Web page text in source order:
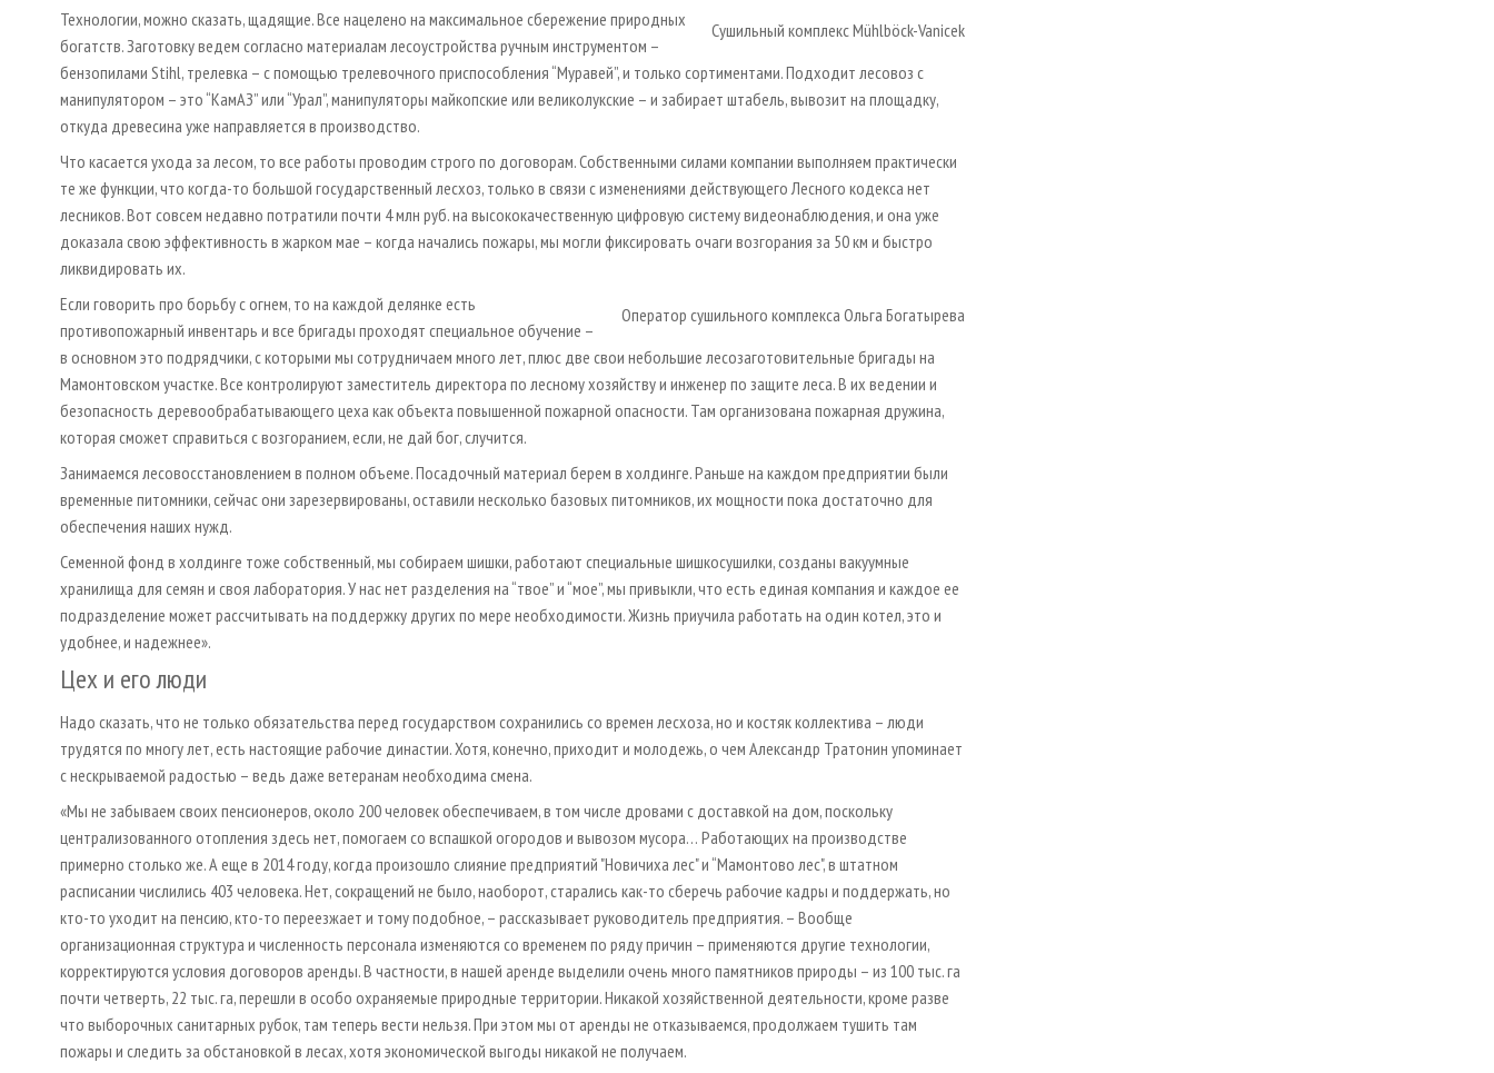
Сушильный комплекс Mühlböck-Vanicek
Технологии, можно сказать, щадящие. Все нацелено на максимальное сбережение природных
богатств. Заготовку ведем согласно материалам лесоустройства ручным инструментом –
бензопилами Stihl, трелевка – с помощью трелевочного приспособления “Муравей”, и только сортиментами. Подходит лесовоз с
манипулятором – это “КамАЗ” или “Урал”, манипуляторы майкопские или великолукские – и забирает штабель, вывозит на площадку,
откуда древесина уже направляется в производство.
Что касается ухода за лесом, то все работы проводим строго по договорам. Собственными силами компании выполняем практически
те же функции, что когда-то большой государственный лесхоз, только в связи с изменениями действующего Лесного кодекса нет
лесников. Вот совсем недавно потратили почти 4 млн руб. на высококачественную цифровую систему видеонаблюдения, и она уже
доказала свою эффективность в жарком мае – когда начались пожары, мы могли фиксировать очаги возгорания за 50 км и быстро
ликвидировать их.
Оператор сушильного комплекса Ольга Богатырева
Если говорить про борьбу с огнем, то на каждой делянке есть
противопожарный инвентарь и все бригады проходят специальное обучение –
в основном это подрядчики, с которыми мы сотрудничаем много лет, плюс две свои небольшие лесозаготовительные бригады на
Мамонтовском участке. Все контролируют заместитель директора по лесному хозяйству и инженер по защите леса. В их ведении и
безопасность деревообрабатывающего цеха как объекта повышенной пожарной опасности. Там организована пожарная дружина,
которая сможет справиться с возгоранием, если, не дай бог, случится.
Занимаемся лесовосстановлением в полном объеме. Посадочный материал берем в холдинге. Раньше на каждом предприятии были
временные питомники, сейчас они зарезервированы, оставили несколько базовых питомников, их мощности пока достаточно для
обеспечения наших нужд.
Семенной фонд в холдинге тоже собственный, мы собираем шишки, работают специальные шишкосушилки, созданы вакуумные
хранилища для семян и своя лаборатория. У нас нет разделения на “твое” и “мое”, мы привыкли, что есть единая компания и каждое ее
подразделение может рассчитывать на поддержку других по мере необходимости. Жизнь приучила работать на один котел, это и
удобнее, и надежнее».
Цех и его люди
Надо сказать, что не только обязательства перед государством сохранились со времен лесхоза, но и костяк коллектива – люди
трудятся по многу лет, есть настоящие рабочие династии. Хотя, конечно, приходит и молодежь, о чем Александр Тратонин упоминает
с нескрываемой радостью – ведь даже ветеранам необходима смена.
«Мы не забываем своих пенсионеров, около 200 человек обеспечиваем, в том числе дровами с доставкой на дом, поскольку
централизованного отопления здесь нет, помогаем со вспашкой огородов и вывозом мусора… Работающих на производстве
примерно столько же. А еще в 2014 году, когда произошло слияние предприятий "Новичиха лес" и “Мамонтово лес", в штатном
расписании числились 403 человека. Нет, сокращений не было, наоборот, старались как-то сберечь рабочие кадры и поддержать, но
кто-то уходит на пенсию, кто-то переезжает и тому подобное, – рассказывает руководитель предприятия. – Вообще
организационная структура и численность персонала изменяются со временем по ряду причин – применяются другие технологии,
корректируются условия договоров аренды. В частности, в нашей аренде выделили очень много памятников природы – из 100 тыс. га
почти четверть, 22 тыс. га, перешли в особо охраняемые природные территории. Никакой хозяйственной деятельности, кроме разве
что выборочных санитарных рубок, там теперь вести нельзя. При этом мы от аренды не отказываемся, продолжаем тушить там
пожары и следить за обстановкой в лесах, хотя экономической выгоды никакой не получаем.